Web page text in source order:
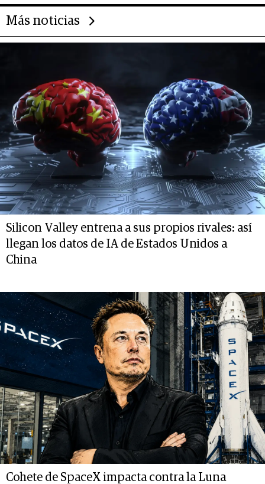
Más noticias
Silicon Valley entrena a sus propios rivales: así
llegan los datos de IA de Estados Unidos a
China
Cohete de SpaceX impacta contra la Luna